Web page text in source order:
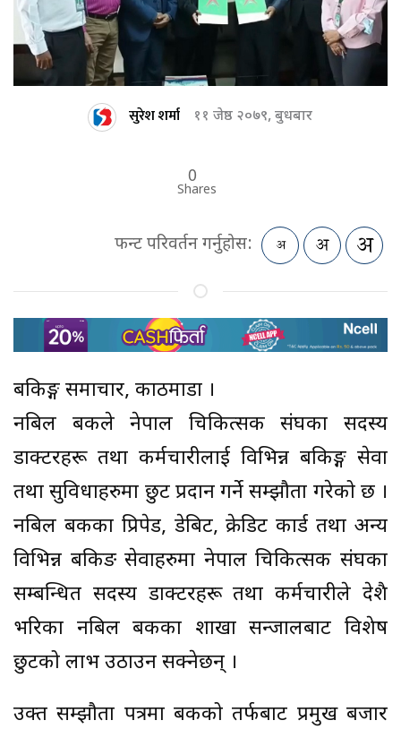
सुरेश शर्मा ११ जेष्ठ २०७९, बुधबार
0
Shares
फन्ट परिवर्तन गर्नुहोस:
बैंकिङ्ग समाचार, काठमाडौं ।
नबिल बैंकले नेपाल चिकित्सक संघका सदस्य
डाक्टरहरू तथा कर्मचारीलाई विभिन्न बैंकिङ्ग सेवा
तथा सुविधाहरुमा छुट प्रदान गर्ने सम्झौता गरेको छ ।
नबिल बैंकका प्रिपेड, डेबिट, क्रेडिट कार्ड तथा अन्य
विभिन्न बैंकिङ सेवाहरुमा नेपाल चिकित्सक संघका
सम्बन्धित सदस्य डाक्टरहरू तथा कर्मचारीले देशै
भरिका नबिल बैंकका शाखा सन्जालबाट विशेष
छुटको लाभ उठाउन सक्नेछन् ।
उक्त सम्झौता पत्रमा बैंकको तर्फबाट प्रमुख बजार